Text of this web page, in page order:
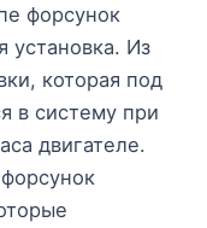
форсунок
установка. Из
которая под
в систему при
двигателе.